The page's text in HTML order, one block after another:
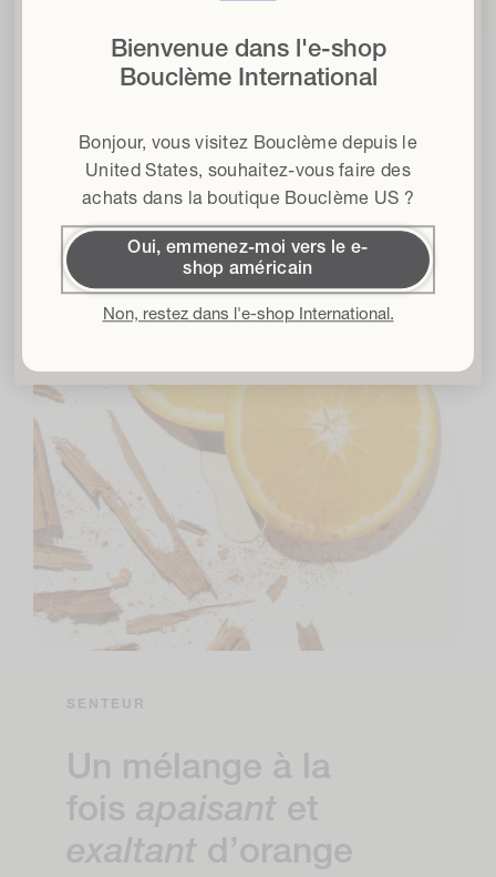
Ingrédients
SENTEUR
Un mélange à la
fois apaisant et
exaltant d’orange
Bienvenue dans l'e-shop
Bouclème International
Bonjour, vous visitez Bouclème depuis le
United States, souhaitez-vous faire des
achats dans la boutique Bouclème US ?
Oui, emmenez-moi vers le e-
shop américain
Non, restez dans l'e-shop International.
lorsque vous vous inscrivez à notre lettre d'information
J'accepte les conditions générales*.
En m'inscrivant, j'accepte laPolitique de confidentialité
Conditions
générales d'utilisationet je consens à recevoir des e-mails de Bouclème
concernant les derniers lancements de produits, les ventes et les
événements. Vous pouvez vous désabonner à tout moment.